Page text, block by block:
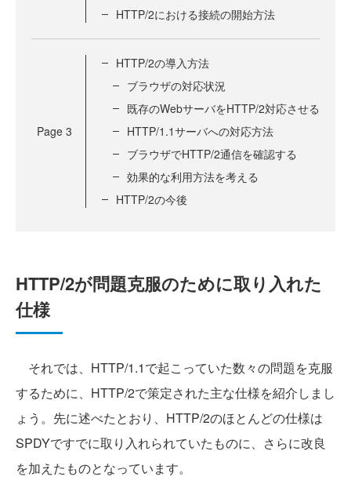
HTTP/2における接続の開始方法
Page 3
HTTP/2の導入方法
ブラウザの対応状況
既存のWebサーバをHTTP/2対応させる
HTTP/1.1サーバへの対応方法
ブラウザでHTTP/2通信を確認する
効果的な利用方法を考える
HTTP/2の今後
HTTP/2が問題克服のために取り入れた
仕様
それでは、HTTP/1.1で起こっていた数々の問題を克服
するために、HTTP/2で策定された主な仕様を紹介しまし
ょう。先に述べたとおり、HTTP/2のほとんどの仕様は
SPDYですでに取り入れられていたものに、さらに改良
を加えたものとなっています。